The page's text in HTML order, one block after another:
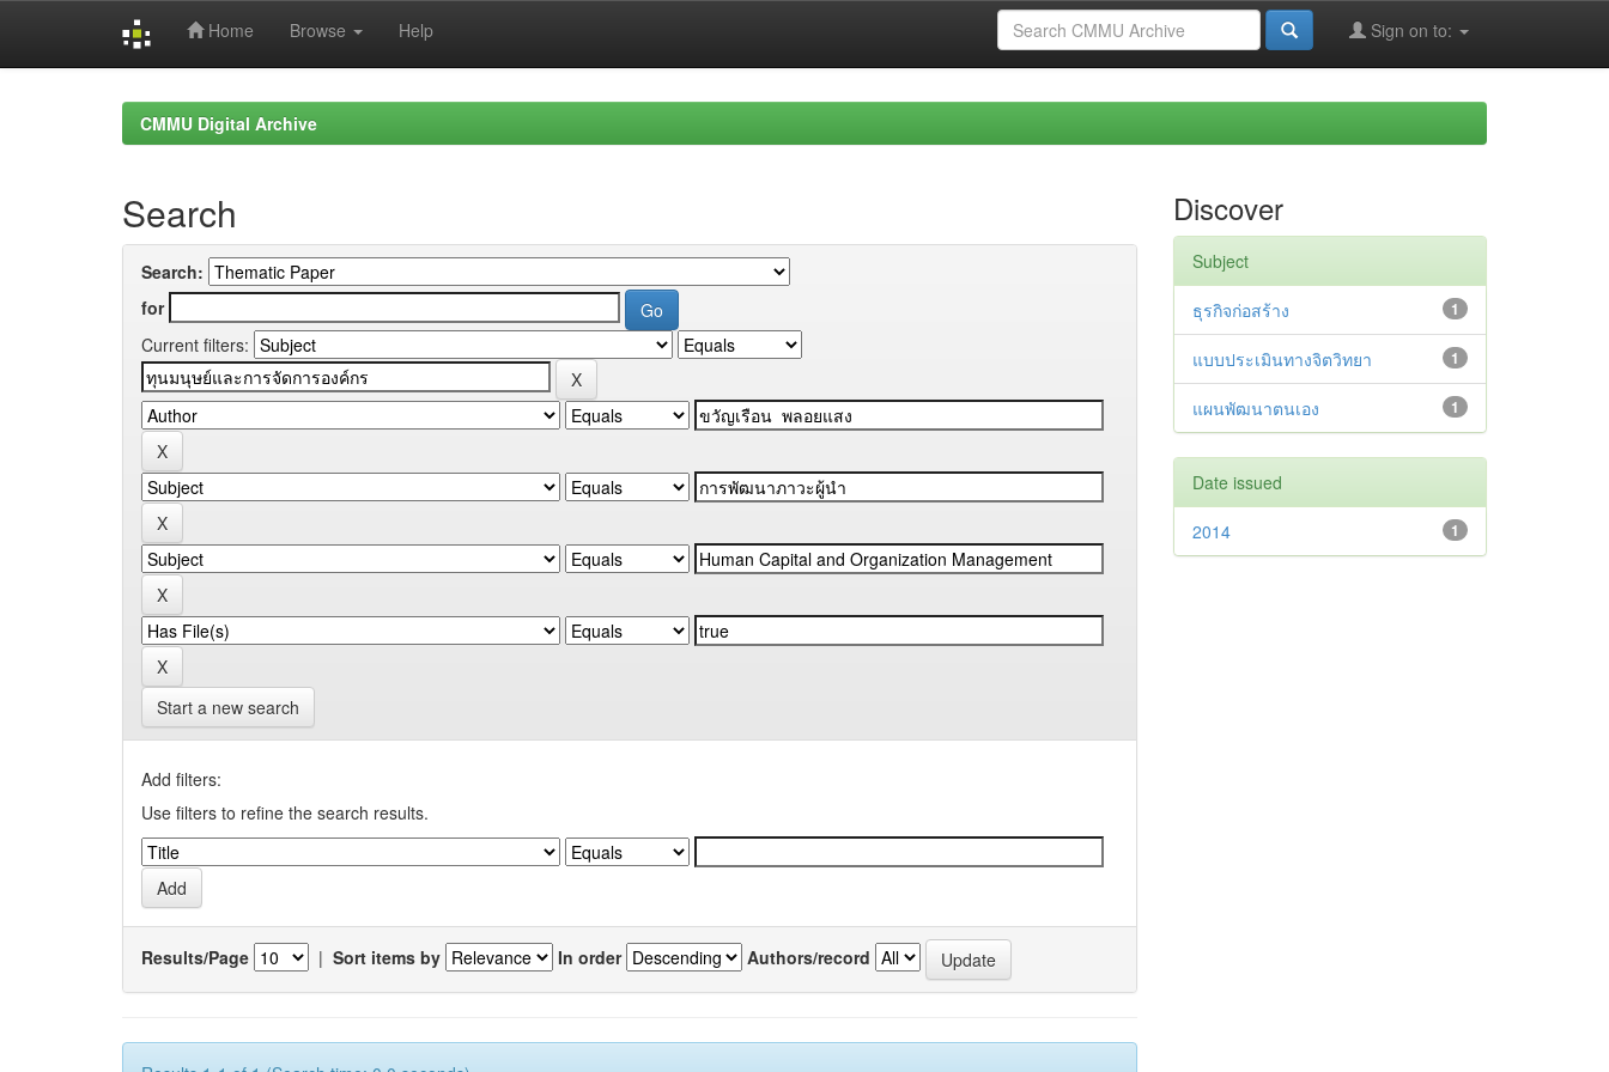
Home Browse Help Sign on to:
CMMU Digital Archive
Search
Search:
for
Current filters:
Start a new search
Add filters:
Use filters to refine the search results.
Results/Page | Sort items by In order Authors/record
Discover
Subject
1
ธุรกิจก่อสร้าง
1
แบบประเมินทางจิตวิทยา
1
แผนพัฒนาตนเอง
Date issued
1
2014